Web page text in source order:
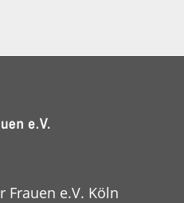
Frauen e.V. Köln